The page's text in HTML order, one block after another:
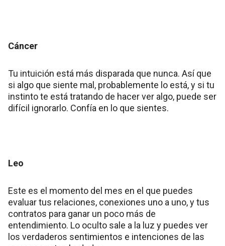
Cáncer
Tu intuición está más disparada que nunca. Así que
si algo que siente mal, probablemente lo está, y si tu
instinto te está tratando de hacer ver algo, puede ser
difícil ignorarlo. Confía en lo que sientes.
Leo
Este es el momento del mes en el que puedes
evaluar tus relaciones, conexiones uno a uno, y tus
contratos para ganar un poco más de
entendimiento. Lo oculto sale a la luz y puedes ver
los verdaderos sentimientos e intenciones de las